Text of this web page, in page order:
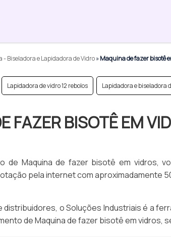
- Biseladora e Lapidadora de Vidro»Maquina de fazer bisotê
Lapidadora de vidro 12 rebolos Lapidadora e biseladora
FAZER BISOTÊ EM
de Maquina de fazer bisotê em vidros,
pela internet com aproximadamente
distribuidores, o Soluções Industriais é a
de Maquina de fazer bisotê em vidros,